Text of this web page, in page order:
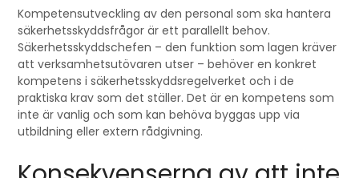
Kompetensutveckling av den personal som ska hantera
säkerhetsskyddsfrågor är ett parallellt behov.
Säkerhetsskyddschefen – den funktion som lagen kräver
att verksamhetsutövaren utser – behöver en konkret
kompetens i säkerhetsskyddsregelverket och i de
praktiska krav som det ställer. Det är en kompetens som
inte är vanlig och som kan behöva byggas upp via
utbildning eller extern rådgivning.